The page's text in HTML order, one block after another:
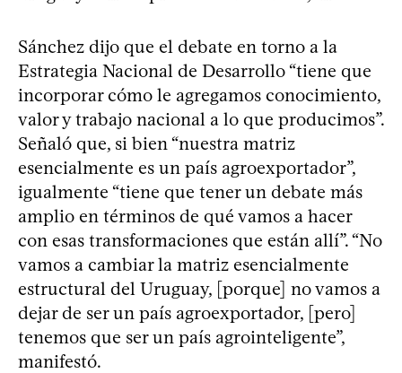
Sánchez dijo que el debate en torno a la
Estrategia Nacional de Desarrollo “tiene que
incorporar cómo le agregamos conocimiento,
valor y trabajo nacional a lo que producimos”.
Señaló que, si bien “nuestra matriz
esencialmente es un país agroexportador”,
igualmente “tiene que tener un debate más
amplio en términos de qué vamos a hacer
con esas transformaciones que están allí”. “No
vamos a cambiar la matriz esencialmente
estructural del Uruguay, [porque] no vamos a
dejar de ser un país agroexportador, [pero]
tenemos que ser un país agrointeligente”,
manifestó.